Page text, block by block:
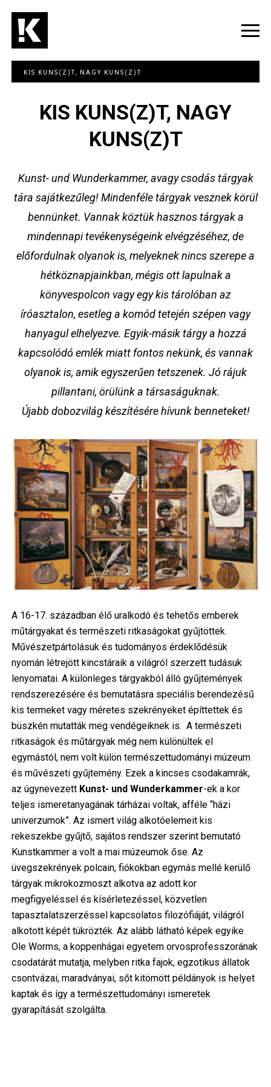
tartalomra
KIS KUNS(Z)T, NAGY KUNS(Z)T
KIS KUNS(Z)T, NAGY
KUNS(Z)T
Kunst- und Wunderkammer, avagy csodás tárgyak
tára sajátkezűleg! Mindenféle tárgyak vesznek körül
bennünket. Vannak köztük hasznos tárgyak a
mindennapi tevékenységeink elvégzéséhez, de
előfordulnak olyanok is, melyeknek nincs szerepe a
hétköznapjainkban, mégis ott lapulnak a
könyvespolcon vagy egy kis tárolóban az
íróasztalon, esetleg a komód tetején szépen vagy
hanyagul elhelyezve. Egyik-másik tárgy a hozzá
kapcsolódó emlék miatt fontos nekünk, és vannak
olyanok is, amik egyszerűen tetszenek. Jó rájuk
pillantani, örülünk a társaságuknak.
Újabb dobozvilág készítésére hívunk benneteket!
Image
A 16-17. században élő uralkodó és tehetős emberek
műtárgyakat és természeti ritkaságokat gyűjtöttek.
Művészetpártolásuk és tudományos érdeklődésük
nyomán létrejött kincstáraik a világról szerzett tudásuk
lenyomatai. A különleges tárgyakból álló gyűjtemények
rendszerezésére és bemutatásra speciális berendezésű
kis termeket vagy méretes szekrényeket építtettek és
büszkén mutatták meg vendégeiknek is. A természeti
ritkaságok és műtárgyak még nem különültek el
egymástól, nem volt külön természettudományi múzeum
és művészeti gyűjtemény. Ezek a kincses csodakamrák,
az úgynevezett Kunst- und Wunderkammer-ek a kor
teljes ismeretanyagának tárházai voltak, afféle “házi
univerzumok”. Az ismert világ alkotóelemeit kis
rekeszekbe gyűjtő, sajátos rendszer szerint bemutató
Kunstkammer a volt a mai múzeumok őse. Az
üvegszekrények polcain, fiókokban egymás mellé kerülő
tárgyak mikrokozmoszt alkotva az adott kor
megfigyeléssel és kísérletezéssel, közvetlen
tapasztalatszerzéssel kapcsolatos filozófiáját, világról
alkotott képét tükrözték. Az alább látható képek egyike
Ole Worms, a koppenhágai egyetem orvosprofesszorának
csodatárát mutatja, melyben ritka fajok, egzotikus állatok
csontvázai, maradványai, sőt kitömött példányok is helyet
kaptak és így a természettudományi ismeretek
gyarapítását szolgálta.